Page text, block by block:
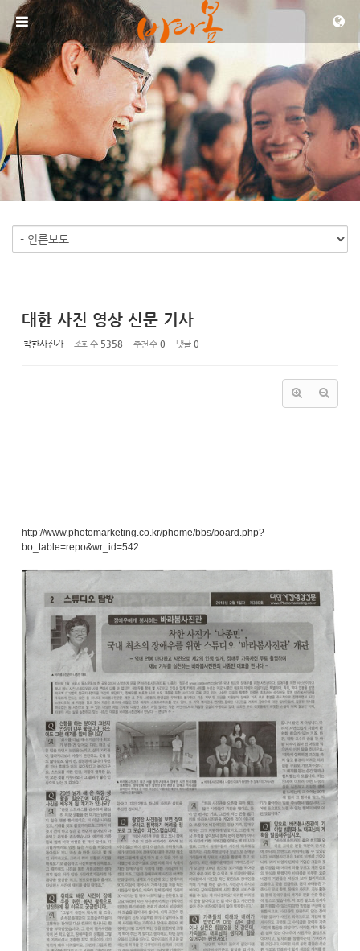
메뉴 건너뛰기
대한 사진 영상 신문 기사
착한사진가 조회 수 5358 추천 수 0 댓글 0
http://www.photomarketing.co.kr/phome/bbs/board.php?
bo_table=repo&wr_id=542